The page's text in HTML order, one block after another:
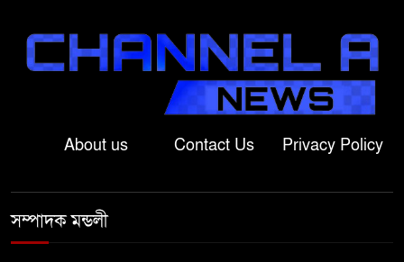
দুলু
লালপুরে নারীর ১ লাখ ৮০ হাজার টাকা
ছিনতাই, ৪৮ ঘণ্টার মধ্যে গ্রেপ্তার ২
বাগাতিপাড়ায় সড়ক নির্মাণে বাধার
About us Contact Us Privacy Policy
সম্পাদক মন্ডলী